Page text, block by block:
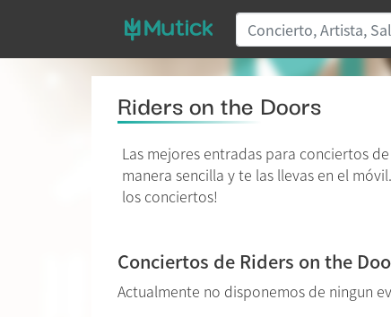
Riders on the Doors
Las mejores entradas para conciertos de
manera sencilla y te las llevas en el
los conciertos!
Conciertos de Riders on the
Actualmente no disponemos de ningun